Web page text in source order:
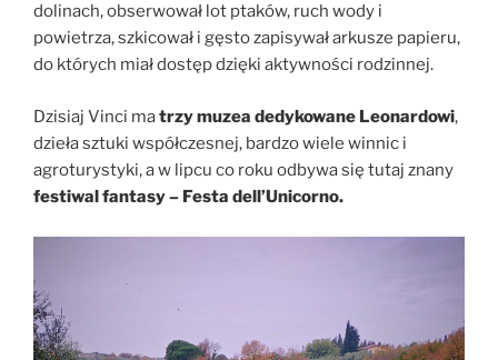
dolinach, obserwował lot ptaków, ruch wody i
powietrza, szkicował i gęsto zapisywał arkusze papieru,
do których miał dostęp dzięki aktywności rodzinnej.
Dzisiaj Vinci matrzy muzea dedykowane Leonardowi,
dzieła sztuki współczesnej, bardzo wiele winnic i
agroturystyki, a w lipcu co roku odbywa się tutaj znany
festiwal fantasy – Festa dell’Unicorno.